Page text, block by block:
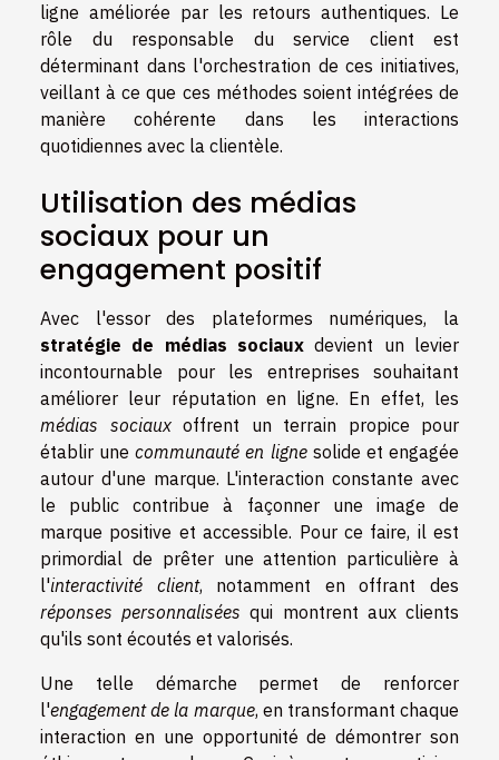
ligne améliorée par les retours authentiques. Le
rôle du responsable du service client est
déterminant dans l'orchestration de ces initiatives,
veillant à ce que ces méthodes soient intégrées de
manière cohérente dans les interactions
quotidiennes avec la clientèle.
Utilisation des médias
sociaux pour un
engagement positif
Avec l'essor des plateformes numériques, la
stratégie de médias sociaux devient un levier
incontournable pour les entreprises souhaitant
améliorer leur réputation en ligne. En effet, les
médias sociauxoffrent un terrain propice pour
établir unecommunauté en lignesolide et engagée
autour d'une marque. L'interaction constante avec
le public contribue à façonner une image de
marque positive et accessible. Pour ce faire, il est
primordial de prêter une attention particulière à
l'interactivité client, notamment en offrant des
réponses personnalisées qui montrent aux clients
qu'ils sont écoutés et valorisés.
Une telle démarche permet de renforcer
l'engagement de la marque, en transformant chaque
interaction en une opportunité de démontrer son